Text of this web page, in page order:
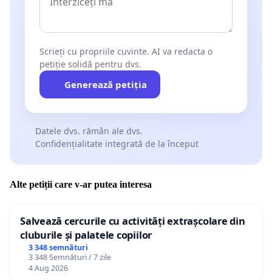
Scrieți cu propriile cuvinte. AI va redacta o
petiție solidă pentru dvs.
Generează petiția
Datele dvs. rămân ale dvs.
Confidențialitate integrată de la început
Alte petiții care v-ar putea interesa
Salvează cercurile cu activități extrașcolare din
cluburile și palatele copiilor
3 348 semnături
3 348 Semnături / 7 zile
4 Aug 2026